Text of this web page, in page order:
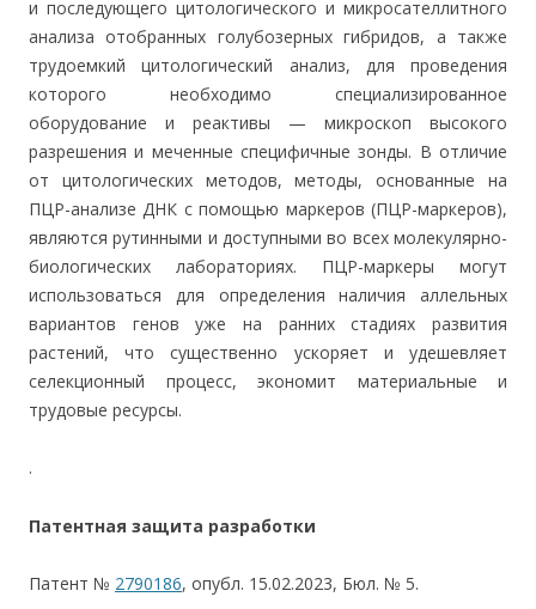
и последующего цитологического и микросателлитного
анализа отобранных голубозерных гибридов, а также
трудоемкий цитологический анализ, для проведения
которого необходимо специализированное
оборудование и реактивы — микроскоп высокого
разрешения и меченные специфичные зонды. В отличие
от цитологических методов, методы, основанные на
ПЦР-анализе ДНК с помощью маркеров (ПЦР-маркеров),
являются рутинными и доступными во всех молекулярно-
биологических лабораториях. ПЦР-маркеры могут
использоваться для определения наличия аллельных
вариантов генов уже на ранних стадиях развития
растений, что существенно ускоряет и удешевляет
селекционный процесс, экономит материальные и
трудовые ресурсы.
.
Патентная защита разработки
Патент № 2790186, опубл. 15.02.2023, Бюл. № 5.